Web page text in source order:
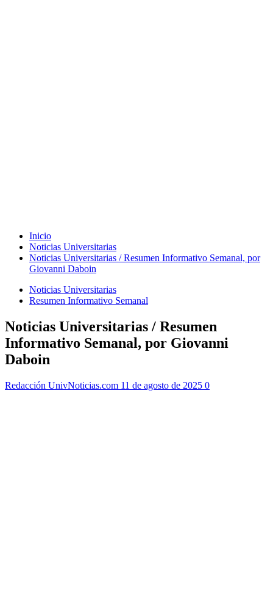
Inicio
Noticias Universitarias
Noticias Universitarias / Resumen Informativo Semanal, por
Giovanni Daboin
Noticias Universitarias
Resumen Informativo Semanal
Noticias Universitarias / Resumen
Informativo Semanal, por Giovanni
Daboin
Redacción UnivNoticias.com 11 de agosto de 2025 0